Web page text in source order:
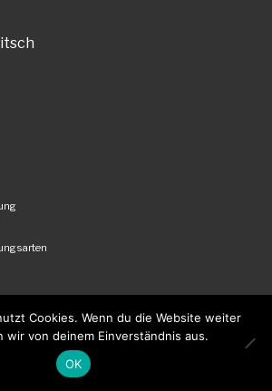
Cookies. Wenn du die Website weiter
wir von deinem Einverständnis aus.
OK